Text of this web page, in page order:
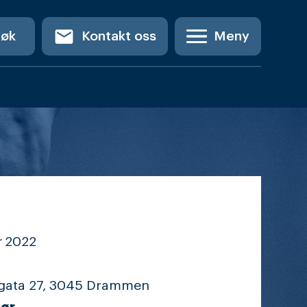
email Kontakt oss Meny
2022
27, 3045 Drammen